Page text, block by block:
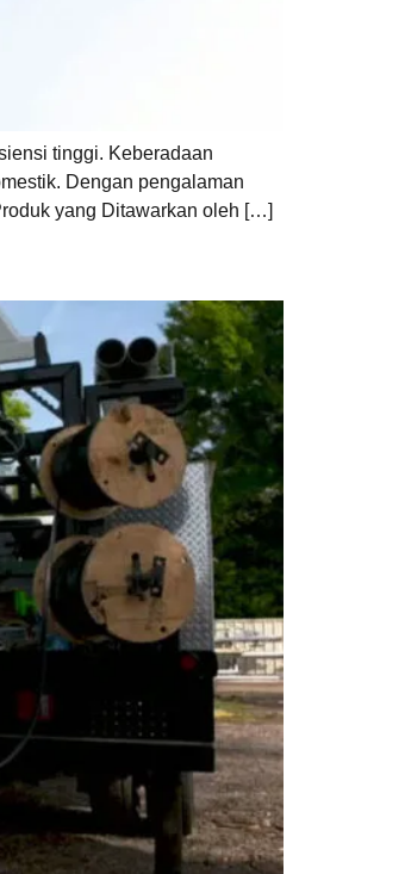
tinggi. Keberadaan
Dengan pengalaman
yang Ditawarkan oleh […]